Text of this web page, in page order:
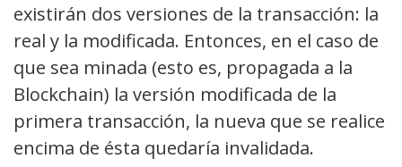
existirán dos versiones de la transacción: la
real y la modificada. Entonces, en el caso de
que sea minada (esto es, propagada a la
Blockchain) la versión modificada de la
primera transacción, la nueva que se realice
encima de ésta quedaría invalidada.